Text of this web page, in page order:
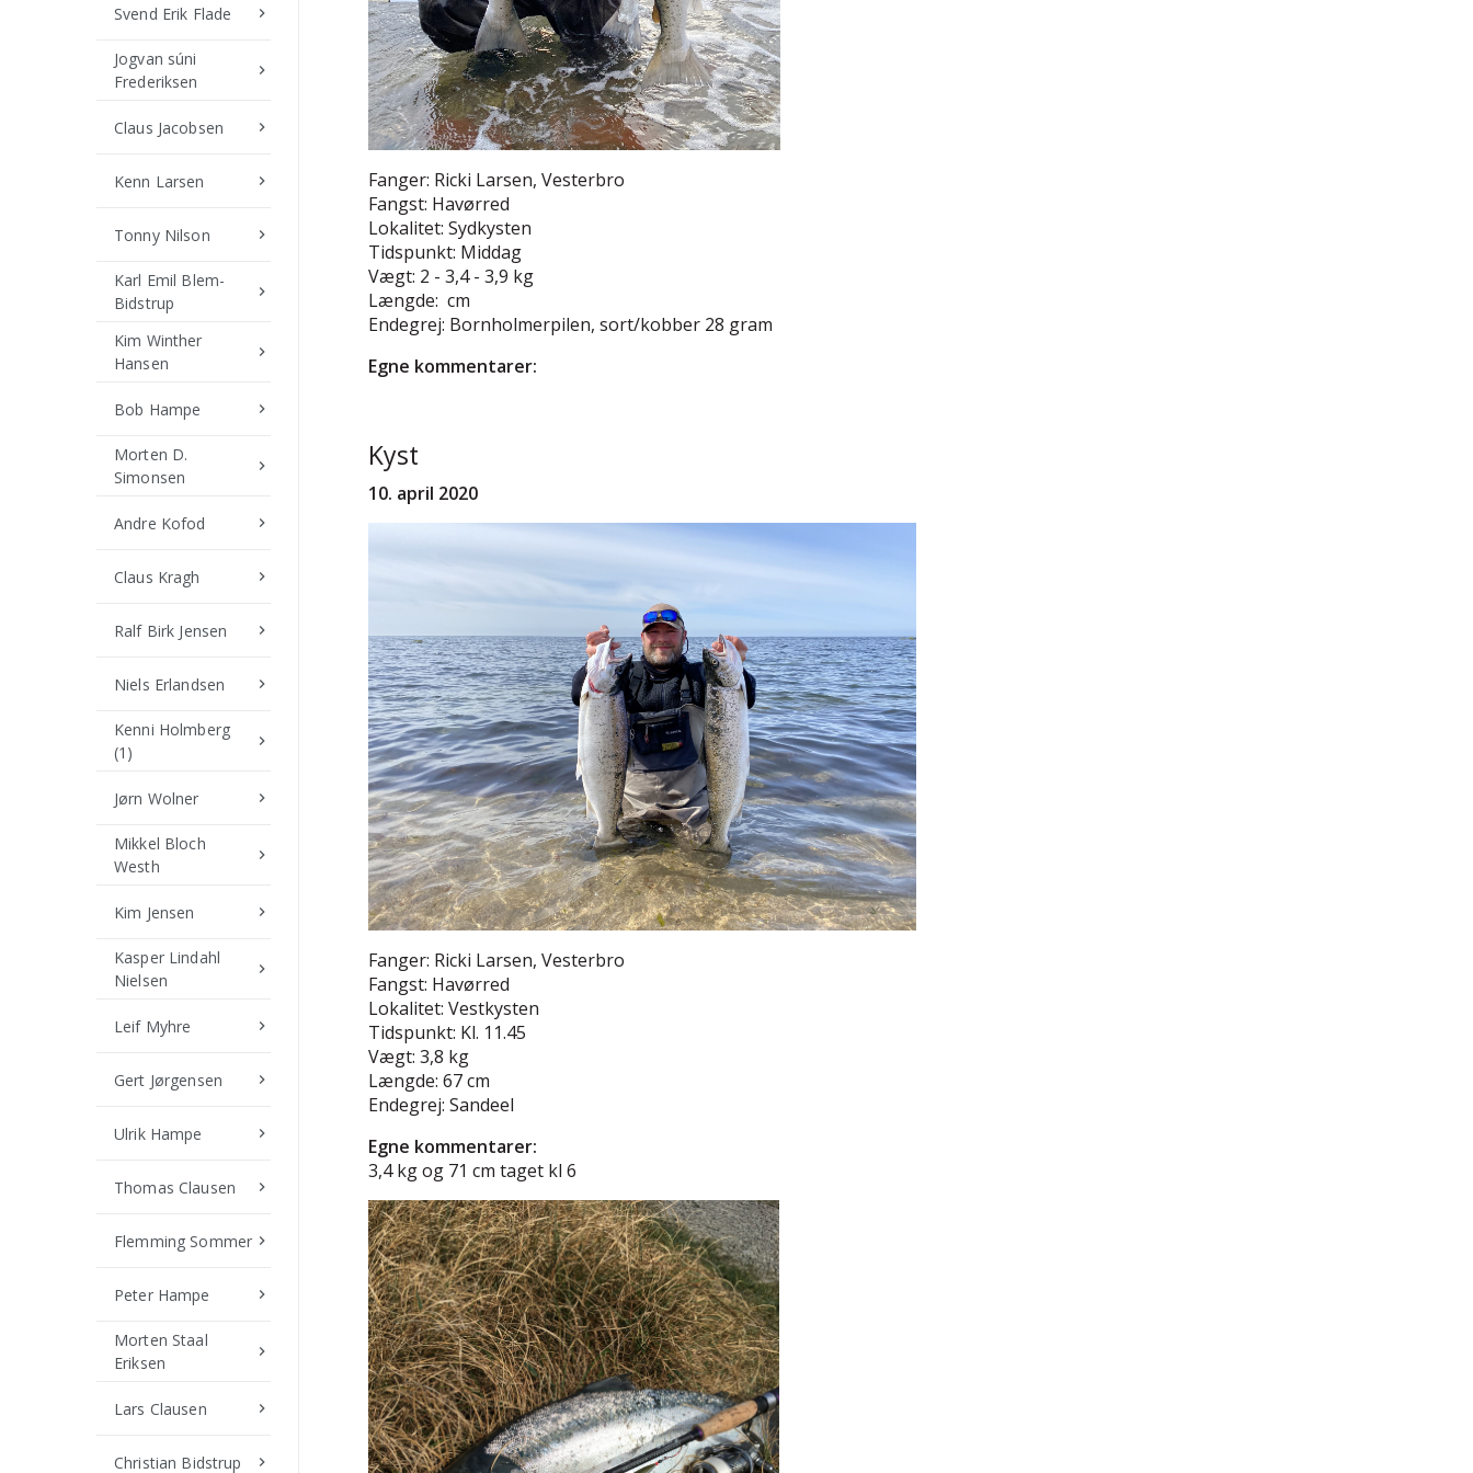
Svend Erik Flade keyboard_arrow_right
Jogvan súni
Frederiksen
keyboard_arrow_right
Claus Jacobsen keyboard_arrow_right
Kenn Larsen keyboard_arrow_right
Tonny Nilson keyboard_arrow_right
Karl Emil Blem-
Bidstrup
keyboard_arrow_right
Kim Winther
Hansen
keyboard_arrow_right
Bob Hampe keyboard_arrow_right
Morten D.
Simonsen
keyboard_arrow_right
Andre Kofod keyboard_arrow_right
Claus Kragh keyboard_arrow_right
Ralf Birk Jensen keyboard_arrow_right
Niels Erlandsen keyboard_arrow_right
Kenni Holmberg
(1)
keyboard_arrow_right
Jørn Wolner keyboard_arrow_right
Mikkel Bloch
Westh
keyboard_arrow_right
Kim Jensen keyboard_arrow_right
Kasper Lindahl
Nielsen
keyboard_arrow_right
Leif Myhre keyboard_arrow_right
Gert Jørgensen keyboard_arrow_right
Ulrik Hampe keyboard_arrow_right
Thomas Clausen keyboard_arrow_right
Flemming Sommer keyboard_arrow_right
Peter Hampe keyboard_arrow_right
Morten Staal
Eriksen
keyboard_arrow_right
Lars Clausen keyboard_arrow_right
Christian Bidstrup keyboard_arrow_right
Fanger: Ricki Larsen, Vesterbro
Fangst: Havørred
Lokalitet: Sydkysten
Tidspunkt: Middag
Vægt: 2 - 3,4 - 3,9 kg
Længde: cm
Endegrej: Bornholmerpilen, sort/kobber 28 gram
Egne kommentarer:
Kyst
10. april 2020
Fanger: Ricki Larsen, Vesterbro
Fangst: Havørred
Lokalitet: Vestkysten
Tidspunkt: Kl. 11.45
Vægt: 3,8 kg
Længde: 67 cm
Endegrej: Sandeel
Egne kommentarer:
3,4 kg og 71 cm taget kl 6